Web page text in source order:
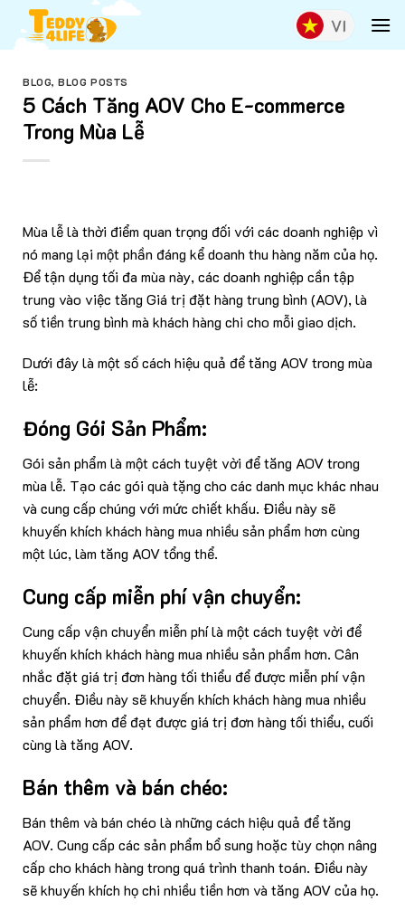
content
BLOG,BLOG POSTS
5 Cách Tăng AOV Cho E-commerce
Trong Mùa Lễ
Mùa lễ là thời điểm quan trọng đối với các doanh nghiệp vì
nó mang lại một phần đáng kể doanh thu hàng năm của họ.
Để tận dụng tối đa mùa này, các doanh nghiệp cần tập
trung vào việc tăng Giá trị đặt hàng trung bình (AOV), là
số tiền trung bình mà khách hàng chi cho mỗi giao dịch.
Dưới đây là một số cách hiệu quả để tăng AOV trong mùa
lễ:
Đóng Gói Sản Phẩm:
Gói sản phẩm là một cách tuyệt vời để tăng AOV trong
mùa lễ. Tạo các gói quà tặng cho các danh mục khác nhau
và cung cấp chúng với mức chiết khấu. Điều này sẽ
khuyến khích khách hàng mua nhiều sản phẩm hơn cùng
một lúc, làm tăng AOV tổng thể.
Cung cấp miễn phí vận chuyển:
Cung cấp vận chuyển miễn phí là một cách tuyệt vời để
khuyến khích khách hàng mua nhiều sản phẩm hơn. Cân
nhắc đặt giá trị đơn hàng tối thiểu để được miễn phí vận
chuyển. Điều này sẽ khuyến khích khách hàng mua nhiều
sản phẩm hơn để đạt được giá trị đơn hàng tối thiểu, cuối
cùng là tăng AOV.
Bán thêm và bán chéo:
Bán thêm và bán chéo là những cách hiệu quả để tăng
AOV. Cung cấp các sản phẩm bổ sung hoặc tùy chọn nâng
cấp cho khách hàng trong quá trình thanh toán. Điều này
sẽ khuyến khích họ chi nhiều tiền hơn và tăng AOV của họ.